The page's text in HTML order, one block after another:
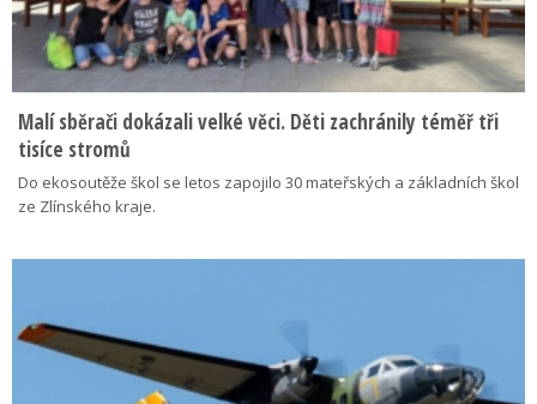
Malí sběrači dokázali velké věci. Děti zachránily téměř tři
tisíce stromů
Do ekosoutěže škol se letos zapojilo 30 mateřských a základních škol
ze Zlínského kraje.